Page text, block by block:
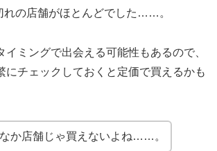
れの店舗がほとんどでした……。
イミングで出会える可能性もあるので、
にチェックしておくと定価で買えるかも
か店舗じゃ買えないよね……。